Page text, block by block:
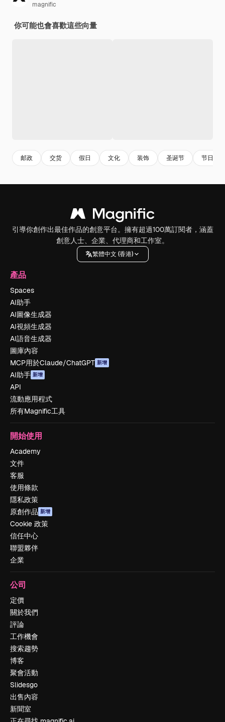
magnific
你可能也會喜歡這些向量
邮政 交货 假日 文化 装饰 圣诞节 节日
引導你創作出最佳作品的創意平台。擁有超過100萬訂閱者，涵蓋
創意人士、企業、代理商和工作室。
繁體中文 (香港)
產品
Spaces
AI助手
AI圖像生成器
AI視頻生成器
AI語音生成器
圖庫內容
MCP用於Claude/ChatGPT 新增
AI助手 新增
API
流動應用程式
所有Magnific工具
開始使用
Academy
文件
客服
使用條款
隱私政策
原創作品 新增
Cookie 政策
信任中心
聯盟夥伴
企業
公司
定價
關於我們
評論
工作機會
搜索趨勢
博客
聚會活動
Slidesgo
出售內容
新聞室